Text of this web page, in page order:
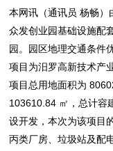
本网讯（通讯员 杨畅
众发创业园基础设施配
园。园区地理交通条件
项目为汨罗高新技术产
项目总用地面积为
103610.84 ㎡，总计容
设开发，本次为该项目
丙类厂房、垃圾站及配